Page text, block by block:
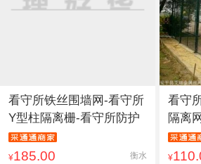
看守所铁丝围墙网-看守所
Y型柱隔离栅-看守所防护
¥185.00 衡水
看守
隔离
¥